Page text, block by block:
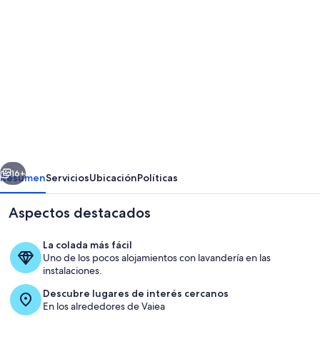
Nui
Siguiente
16+
ResumenServiciosUbicaciónPolíticas
Aspectos destacados
La colada más fácil
Uno de los pocos alojamientos con lavandería en las
instalaciones.
Descubre lugares de interés cercanos
En los alrededores de Vaiea